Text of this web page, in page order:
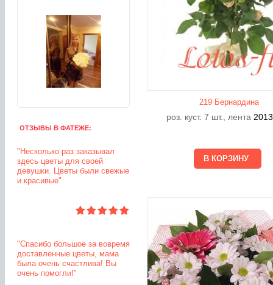
ОТЗЫВЫ В ФАТЕЖЕ:
"Несколько раз заказывал
здесь цветы для своей
девушки. Цветы были свежые
и красивые"
"Спасибо большое за вовремя
доставленные цветы, мама
была очень счастлива! Вы
очень помогли!"
219 Бернардина
роз. куст. 7 шт., лента 2013